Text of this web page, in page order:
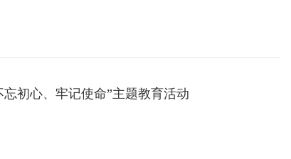
初心、牢记使命”主题教育活动